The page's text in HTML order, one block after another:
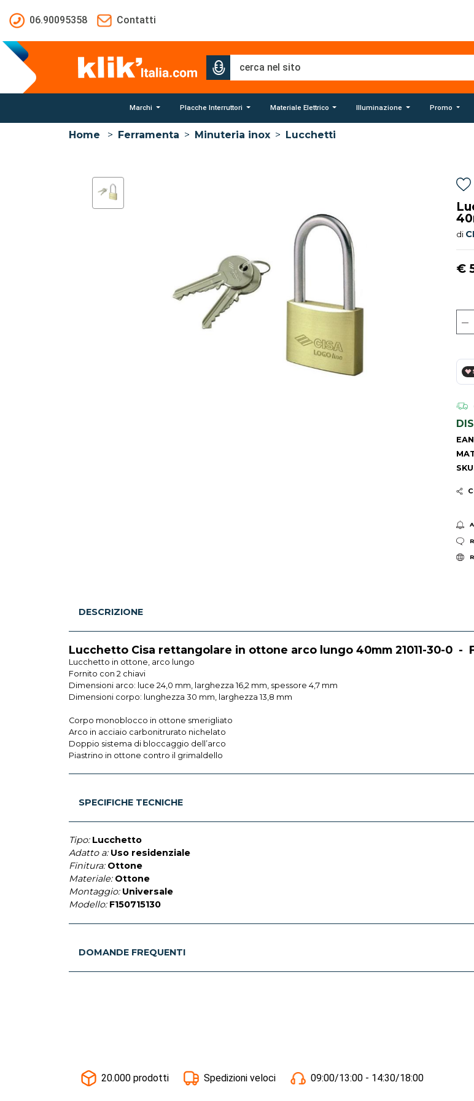
06.90095358
Contatti
Marchi Placche Interruttori Materiale Elettrico Illuminazione Promo
Home > Ferramenta > Minuteria inox > Lucchetti
di
€
DESCRIZIONE
Lucchetto Cisa rettangolare in ottone arco lungo 40mm 21011-30-0 -
Lucchetto in ottone, arco lungo
Fornito con 2 chiavi
Dimensioni arco: luce 24,0 mm, larghezza 16,2 mm, spessore 4,7 mm
Dimensioni corpo: lunghezza 30 mm, larghezza 13,8 mm
Corpo monoblocco in ottone smerigliato
Arco in acciaio carbonitrurato nichelato
Doppio sistema di bloccaggio dell’arco
Piastrino in ottone contro il grimaldello
SPECIFICHE TECNICHE
Tipo: Lucchetto
Adatto a: Uso residenziale
Finitura: Ottone
Materiale: Ottone
Montaggio: Universale
Modello: F150715130
DOMANDE FREQUENTI
20.000 prodotti Spedizioni veloci 09:00/13:00 - 14:30/18:00